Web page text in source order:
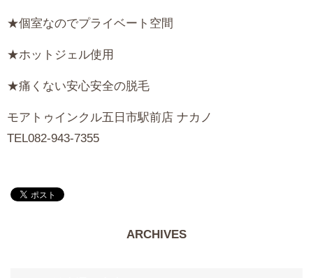
★個室なのでプライベート空間
★ホットジェル使用
★痛くない安心安全の脱毛
モアトゥインクル五日市駅前店 ナカノ
TEL082-943-7355
ARCHIVES